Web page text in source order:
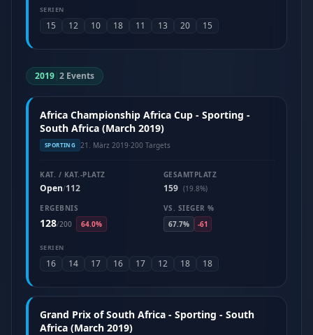
SERIEN
15 12 10 18 11 13 20 15
2019|2 Events
Africa Championship Africa Cup - Sporting -
South Africa (March 2019)
SPORTING 21. März 2019·200 Targets
KAT. / KAT.-PLATZ
Open/112
GESAMTPLATZ
159 (19.8%)
ERGEBNIS
128/200 64.0%
VS. SIEGER %
67.7%
-61
SERIEN
16 14 17 16 17 12 18 18
Grand Prix of South Africa - Sporting - South
Africa (March 2019)